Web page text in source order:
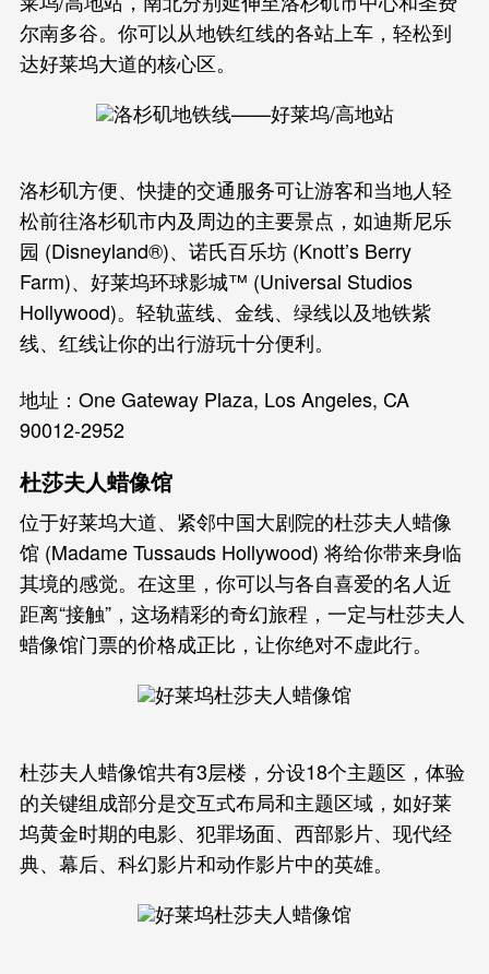
尔南多谷。你可以从地铁红线的各站上车，轻松到
达好莱坞大道的核心区。
洛杉矶方便、快捷的交通服务可让游客和当地人轻
松前往洛杉矶市内及周边的主要景点，如迪斯尼乐
园 (Disneyland®)、诺氏百乐坊 (Knott’s Berry
Farm)、好莱坞环球影城™ (Universal Studios
Hollywood)。轻轨蓝线、金线、绿线以及地铁紫
线、红线让你的出行游玩十分便利。
地址：One Gateway Plaza, Los Angeles, CA
90012-2952
杜莎夫人蜡像馆
位于好莱坞大道、紧邻中国大剧院的杜莎夫人蜡像
馆 (Madame Tussauds Hollywood) 将给你带来身临
其境的感觉。在这里，你可以与各自喜爱的名人近
距离“接触”，这场精彩的奇幻旅程，一定与杜莎夫人
蜡像馆门票的价格成正比，让你绝对不虚此行。
杜莎夫人蜡像馆共有3层楼，分设18个主题区，体验
的关键组成部分是交互式布局和主题区域，如好莱
坞黄金时期的电影、犯罪场面、西部影片、现代经
典、幕后、科幻影片和动作影片中的英雄。